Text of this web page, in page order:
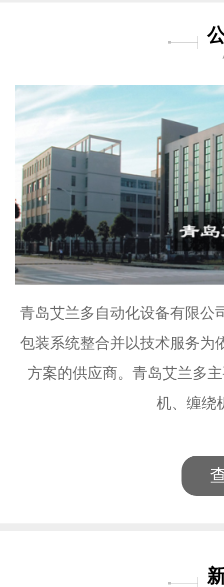
青岛艾兰多自动化设备有限公
包装系统整合并以技术服务为
方案的供应商。青岛艾兰多
机、缠绕